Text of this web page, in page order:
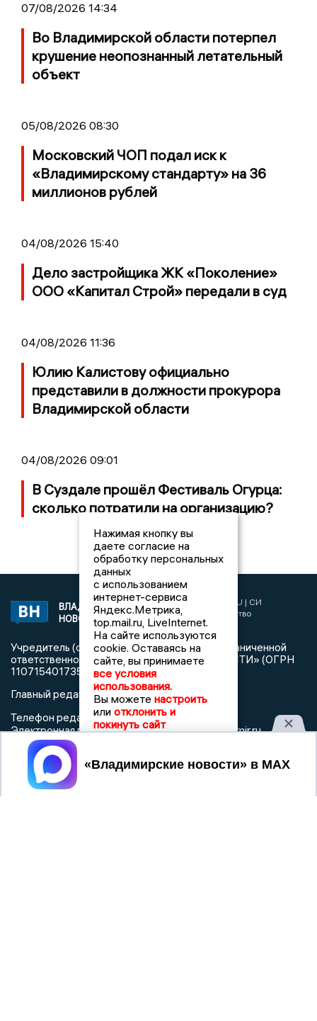
07/08/2026 14:34
Во Владимирской области потерпел
крушение неопознанный летательный
объект
05/08/2026 08:30
Московский ЧОП подал иск к
«Владимирскому стандарту» на 36
миллионов рублей
04/08/2026 15:40
Дело застройщика ЖК «Поколение»
ООО «Капитал Строй» передали в суд
04/08/2026 11:36
Юлию Калистову официально
представили в должности прокурора
Владимирской области
04/08/2026 09:01
В Суздале прошёл Фестиваль Огурца:
сколько потратили на организацию?
ВЛАДИМИРСКИЕ
НОВОСТИ
2017 © NEWSVLADIMIR.RU | СИ
«Информационное агентство
Владимирские новости»
Учредитель (соучредители): Общество с ограниченной
ответственностью «РЕГИОНАЛЬНЫЕ НОВОСТИ» (ОГРН
1107154017354)
Главный редактор: Мазов С. А.
Телефон редакции:8 (4922) 666916
Электронная почта редакции:info@newsvladimir.ru,
reklama@newsvladimir.ru
Регистрационный номер: серия Эл № ФС77-78858 от 4
августа 2020 г. согласно выписке из реестра
Нажимая кнопку вы
даете согласие на
обработку персональных
данных
с использованием
интернет-сервиса
Яндекс.Метрика,
top.mail.ru, LiveInternet.
На сайте используются
cookie. Оставаясь на
сайте, вы принимаете
все условия
использования.
Вы можете настроить
или отклонить и
покинуть сайт
Принять